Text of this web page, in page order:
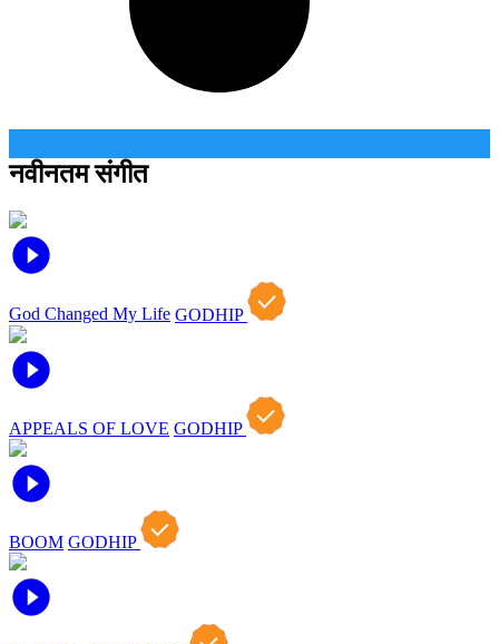
नवीनतम संगीत
God Changed My Life GODHIP
APPEALS OF LOVE GODHIP
BOOM GODHIP